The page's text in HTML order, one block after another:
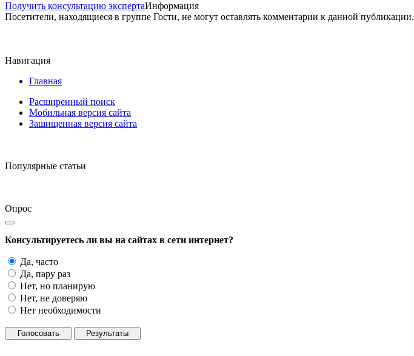
Получить консультацию экспертаИнформация
Посетители, находящиеся в группе Гости, не могут оставлять комментарии к данной публикации.
Навигация
Главная
Расширенный поиск
Мобильная версия сайта
Зашищенная версия сайта
Популярные статьи
Опрос
Консультируетесь ли вы на сайтах в сети интернет?
Да, часто
Да, пару раз
Нет, но планирую
Нет, не доверяю
Нет необходимости
Голосовать Результаты